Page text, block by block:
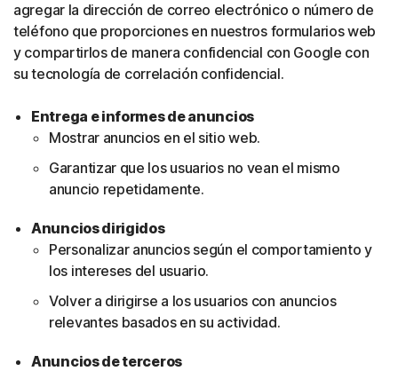
agregar la dirección de correo electrónico o número de
teléfono que proporciones en nuestros formularios web
y compartirlos de manera confidencial con Google con
su tecnología de correlación confidencial.
Entrega e informes de anuncios
Mostrar anuncios en el sitio web.
Garantizar que los usuarios no vean el mismo
anuncio repetidamente.
Anuncios dirigidos
Personalizar anuncios según el comportamiento y
los intereses del usuario.
Volver a dirigirse a los usuarios con anuncios
relevantes basados en su actividad.
Anuncios de terceros